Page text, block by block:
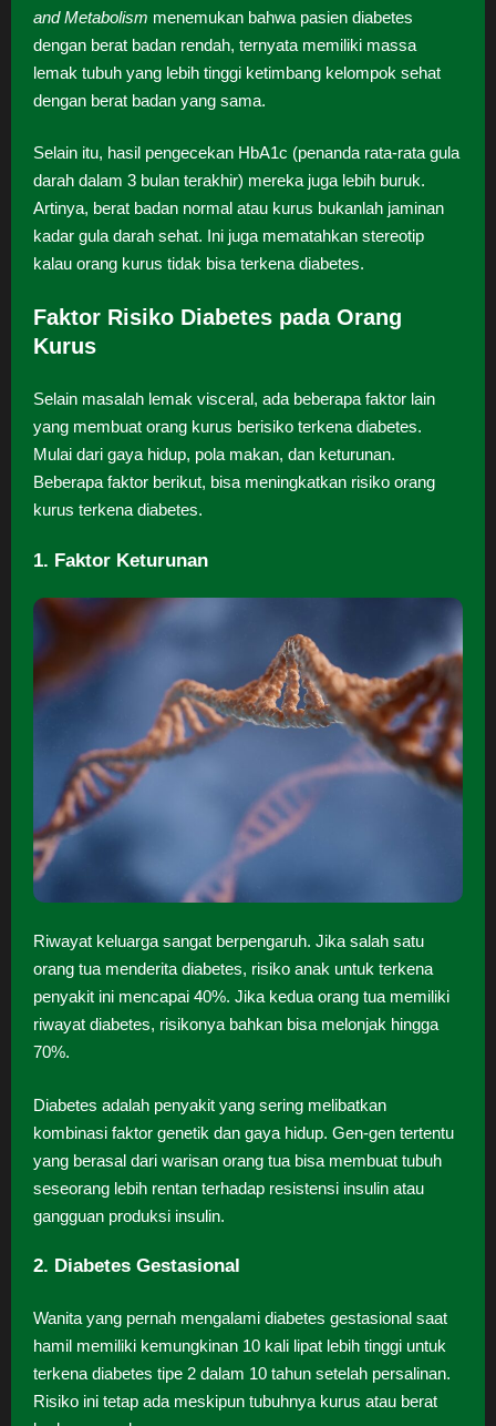
and Metabolism menemukan bahwa pasien diabetes
dengan berat badan rendah, ternyata memiliki massa
lemak tubuh yang lebih tinggi ketimbang kelompok sehat
dengan berat badan yang sama.
Selain itu, hasil pengecekan HbA1c (penanda rata-rata gula
darah dalam 3 bulan terakhir) mereka juga lebih buruk.
Artinya, berat badan normal atau kurus bukanlah jaminan
kadar gula darah sehat. Ini juga mematahkan stereotip
kalau orang kurus tidak bisa terkena diabetes.
Faktor Risiko Diabetes pada Orang
Kurus
Selain masalah lemak visceral, ada beberapa faktor lain
yang membuat orang kurus berisiko terkena diabetes.
Mulai dari gaya hidup, pola makan, dan keturunan.
Beberapa faktor berikut, bisa meningkatkan risiko orang
kurus terkena diabetes.
1. Faktor Keturunan
Riwayat keluarga sangat berpengaruh. Jika salah satu
orang tua menderita diabetes, risiko anak untuk terkena
penyakit ini mencapai 40%. Jika kedua orang tua memiliki
riwayat diabetes, risikonya bahkan bisa melonjak hingga
70%.
Diabetes adalah penyakit yang sering melibatkan
kombinasi faktor genetik dan gaya hidup. Gen-gen tertentu
yang berasal dari warisan orang tua bisa membuat tubuh
seseorang lebih rentan terhadap resistensi insulin atau
gangguan produksi insulin.
2. Diabetes Gestasional
Wanita yang pernah mengalami diabetes gestasional saat
hamil memiliki kemungkinan 10 kali lipat lebih tinggi untuk
terkena diabetes tipe 2 dalam 10 tahun setelah persalinan.
Risiko ini tetap ada meskipun tubuhnya kurus atau berat